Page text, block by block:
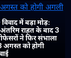
में बड़ा मोड़:
अंतरिम राहत के बाद 3
ने फिर संभाला
अगस्त को होगी